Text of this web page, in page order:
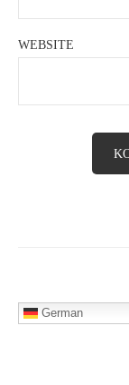
WEBSITE
German